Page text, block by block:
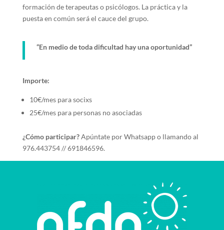
formación de terapeutas o psicólogos. La práctica y la
puesta en común será el cauce del grupo.
“En medio de toda dificultad hay una oportunidad”
Importe:
10€/mes para socixs
25€/mes para personas no asociadas
¿Cómo participar?Apúntate por Whatsapp o llamando al
976.443754 // 691846596.